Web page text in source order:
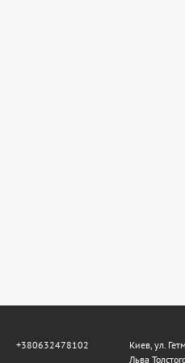
+380632478102
Киев, ул.
Льва